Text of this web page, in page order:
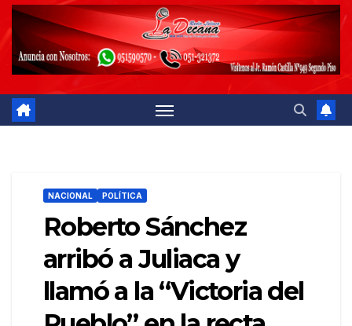
NACIONAL POLÍTICA
Roberto Sánchez
arribó a Juliaca y
llamó a la “Victoria del